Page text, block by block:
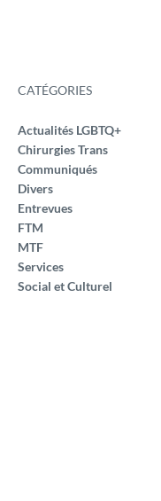
CATÉGORIES
Actualités LGBTQ+
Chirurgies Trans
Communiqués
Divers
Entrevues
FTM
MTF
Services
Social et Culturel